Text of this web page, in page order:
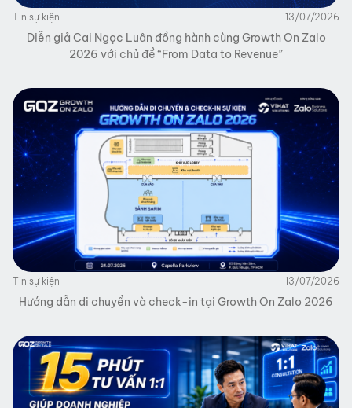
Tin sự kiện 13/07/2026
Diễn giả Cai Ngọc Luân đồng hành cùng Growth On Zalo
2026 với chủ đề “From Data to Revenue”
Tin sự kiện 13/07/2026
Hướng dẫn di chuyển và check-in tại Growth On Zalo 2026